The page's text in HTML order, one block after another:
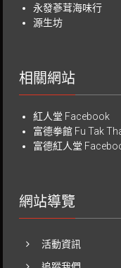
永發蔘茸海味行
源生坊
相關網站
紅人堂 Facebook
富德拳館 Fu Tak
富德紅人堂
網站導覽
活動資訊